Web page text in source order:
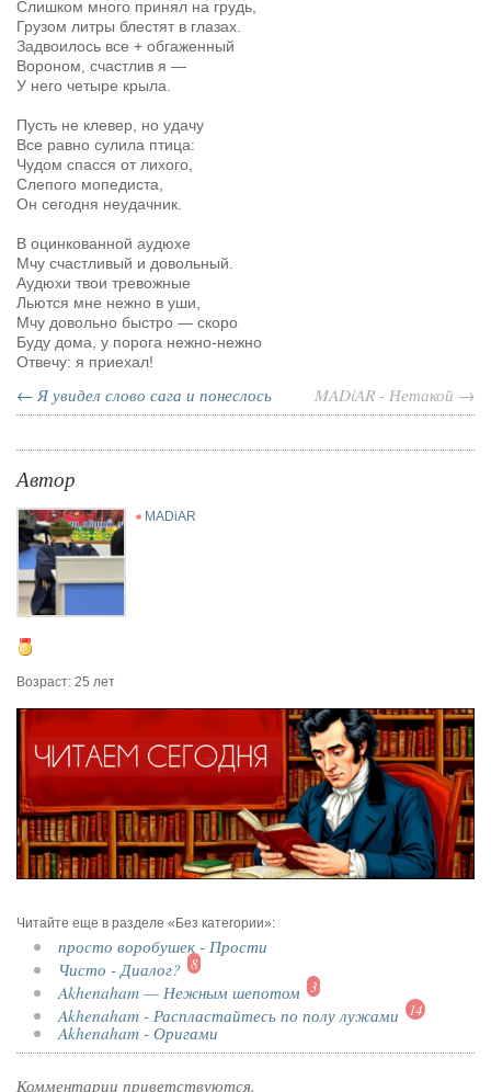
Слишком много принял на грудь,
Грузом литры блестят в глазах.
Задвоилось все + обгаженный
Вороном, счастлив я —
У него четыре крыла.
Пусть не клевер, но удачу
Все равно сулила птица:
Чудом спасся от лихого,
Слепого мопедиста,
Он сегодня неудачник.
В оцинкованной аудюхе
Мчу счастливый и довольный.
Аудюхи твои тревожные
Льются мне нежно в уши,
Мчу довольно быстро — скоро
Буду дома, у порога нежно-нежно
Отвечу: я приехал!
MADiAR - Нетакой →
← Я увидел слово сага и понеслось
Автор
MADiAR
Возраст: 25 лет
Читайте еще в разделе «Без категории»:
просто воробушек - Прости
Чисто - Диалог? 8
Akhenaham — Нежным шепотом 3
Akhenaham - Распластайтесь по полу лужами 14
Akhenaham - Оригами
Комментарии приветствуются.